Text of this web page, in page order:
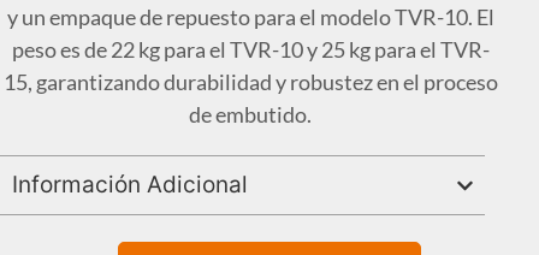
y un empaque de repuesto para el modelo TVR-10. El
peso es de 22 kg para el TVR-10 y 25 kg para el TVR-
15, garantizando durabilidad y robustez en el proceso
de embutido.
Información Adicional